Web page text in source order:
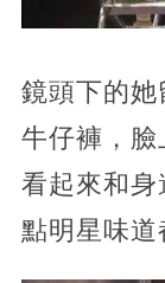
鏡頭下的她
牛仔褲，
看起來和
點明星味道